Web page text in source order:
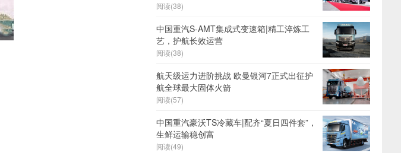
阅读(38)
中国重汽S-AMT集成式变速箱|精工淬炼工
艺，护航长效运营
阅读(38)
航天级运力进阶挑战 欧曼银河7正式出征护
航全球最大固体火箭
阅读(57)
中国重汽豪沃TS冷藏车|配齐“夏日四件套”，
生鲜运输稳创富
阅读(49)